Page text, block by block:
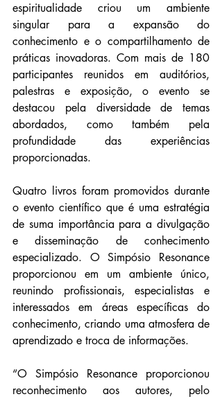
espiritualidade criou um ambiente
singular para a expansão do
conhecimento e o compartilhamento de
práticas inovadoras. Com mais de 180
participantes reunidos em auditórios,
palestras e exposição, o evento se
destacou pela diversidade de temas
abordados, como também pela
profundidade das experiências
proporcionadas.
Quatro livros foram promovidos durante
o evento científico que é uma estratégia
de suma importância para a divulgação
e disseminação de conhecimento
especializado. O Simpósio Resonance
proporcionou em um ambiente único,
reunindo profissionais, especialistas e
interessados em áreas específicas do
conhecimento, criando uma atmosfera de
aprendizado e troca de informações.
“O Simpósio Resonance proporcionou
reconhecimento aos autores, pelo